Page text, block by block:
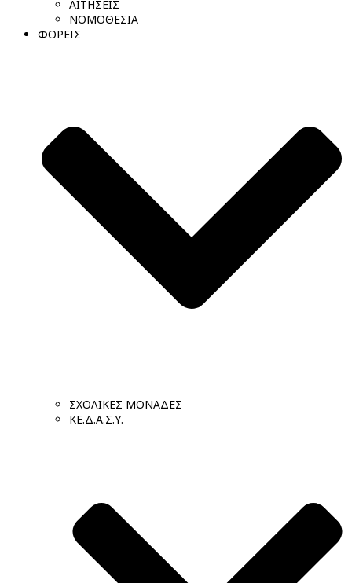
ΑΙΤΗΣΕΙΣ
ΝΟΜΟΘΕΣΙΑ
ΦΟΡΕΙΣ
ΣΧΟΛΙΚΕΣ ΜΟΝΑΔΕΣ
ΚΕ.Δ.Α.Σ.Υ.